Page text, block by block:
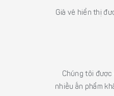
Giá vé hiển thị
Chúng tôi được
nhiều ấn phẩm